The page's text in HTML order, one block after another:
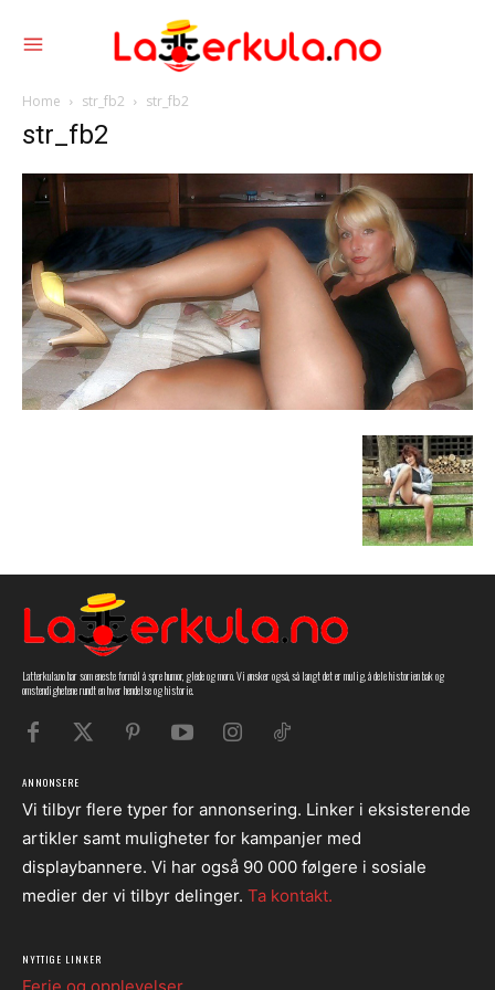
Home str_fb2 str_fb2
str_fb2
Latterkula.no har som eneste formål å spre humor, glede og moro. Vi ønsker også, så langt det er mulig, å dele historien bak og
omstendighetene rundt en hver hendelse og historie.
ANNONSERE
Vi tilbyr flere typer for annonsering. Linker i eksisterende
artikler samt muligheter for kampanjer med
displaybannere. Vi har også 90 000 følgere i sosiale
medier der vi tilbyr delinger. Ta kontakt.
NYTTIGE LINKER